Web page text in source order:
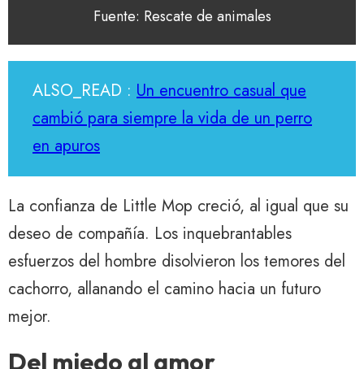
Fuente: Rescate de animales
ALSO_READ : Un encuentro casual que
cambió para siempre la vida de un perro
en apuros
La confianza de Little Mop creció, al igual que su
deseo de compañía. Los inquebrantables
esfuerzos del hombre disolvieron los temores del
cachorro, allanando el camino hacia un futuro
mejor.
Del miedo al amor